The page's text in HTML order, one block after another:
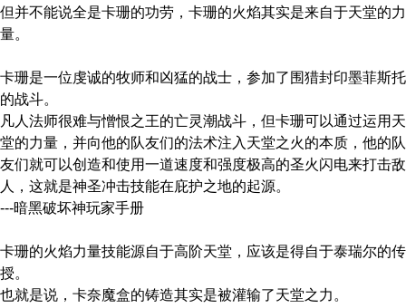
但并不能说全是卡珊的功劳，卡珊的火焰其实是来自于天堂的力
量。
卡珊是一位虔诚的牧师和凶猛的战士，参加了围猎封印墨菲斯托
的战斗。
凡人法师很难与憎恨之王的亡灵潮战斗，但卡珊可以通过运用天
堂的力量，并向他的队友们的法术注入天堂之火的本质，他的队
友们就可以创造和使用一道速度和强度极高的圣火闪电来打击敌
人，这就是神圣冲击技能在庇护之地的起源。
---暗黑破坏神玩家手册
卡珊的火焰力量技能源自于高阶天堂，应该是得自于泰瑞尔的传
授。
也就是说，卡奈魔盒的铸造其实是被灌输了天堂之力。